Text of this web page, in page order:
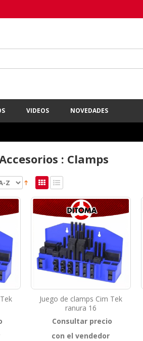
VIDEOS NOVEDADES
: Clamps
Juego de clamps Cim Tek
ranura 16
Consultar precio
con el vendedor